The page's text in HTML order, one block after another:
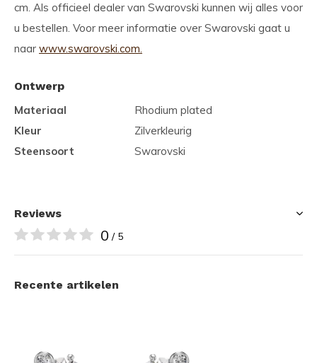
cm. Als officieel dealer van Swarovski kunnen wij alles voor
u bestellen. Voor meer informatie over Swarovski gaat u
naar www.swarovski.com.
Ontwerp
Materiaal
Rhodium plated
Kleur
Zilverkleurig
Steensoort
Swarovski
Reviews
0 / 5
Recente artikelen